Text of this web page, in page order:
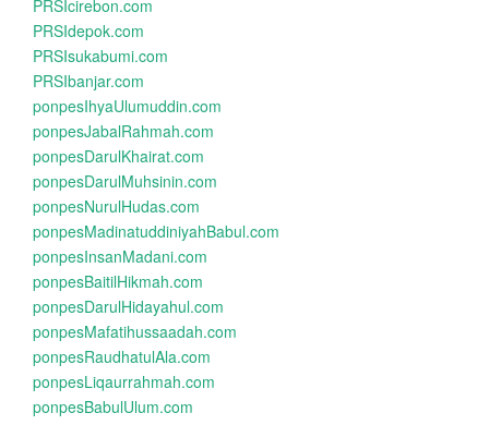
PRSIcirebon.com
PRSIdepok.com
PRSIsukabumi.com
PRSIbanjar.com
ponpesIhyaUlumuddin.com
ponpesJabalRahmah.com
ponpesDarulKhairat.com
ponpesDarulMuhsinin.com
ponpesNurulHudas.com
ponpesMadinatuddiniyahBabul.com
ponpesInsanMadani.com
ponpesBaitilHikmah.com
ponpesDarulHidayahul.com
ponpesMafatihussaadah.com
ponpesRaudhatulAla.com
ponpesLiqaurrahmah.com
ponpesBabulUlum.com